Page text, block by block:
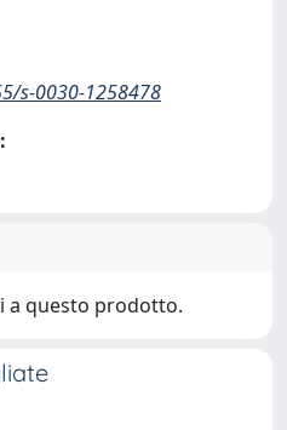
s-0030-1258478
a questo prodotto.